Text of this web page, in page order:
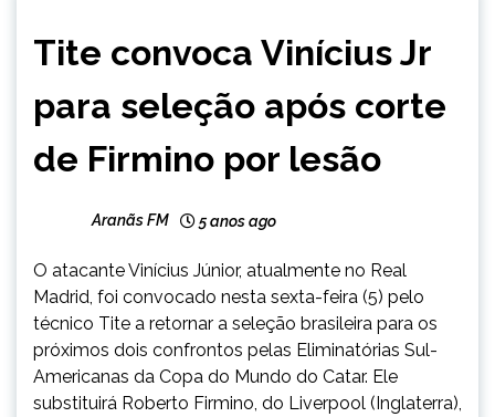
NOTÍCIAS
Tite convoca Vinícius Jr
para seleção após corte
de Firmino por lesão
Aranãs FM 5 anos ago
O atacante Vinícius Júnior, atualmente no Real
Madrid, foi convocado nesta sexta-feira (5) pelo
técnico Tite a retornar a seleção brasileira para os
próximos dois confrontos pelas Eliminatórias Sul-
Americanas da Copa do Mundo do Catar. Ele
substituirá Roberto Firmino, do Liverpool (Inglaterra),